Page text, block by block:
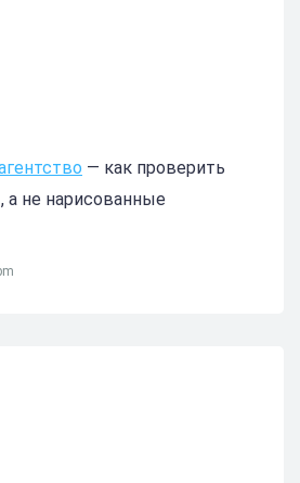
— как проверить
а не нарисованные